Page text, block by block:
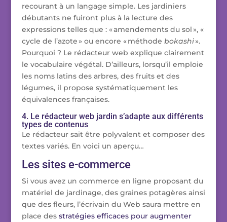
recourant à un langage simple. Les jardiniers
débutants ne fuiront plus à la lecture des
expressions telles que : « amendements du sol », «
cycle de l’azote » ou encore « méthode bokashi».
Pourquoi ? Le rédacteur web explique clairement
le vocabulaire végétal. D’ailleurs, lorsqu’il emploie
les noms latins des arbres, des fruits et des
légumes, il propose systématiquement les
équivalences françaises.
4. Le rédacteur web jardin s’adapte aux différents
types de contenus
Le rédacteur sait être polyvalent et composer des
textes variés. En voici un aperçu…
Les sites e-commerce
Si vous avez un commerce en ligne proposant du
matériel de jardinage, des graines potagères ainsi
que des fleurs, l’écrivain du Web saura mettre en
place des stratégies efficaces pour augmenter